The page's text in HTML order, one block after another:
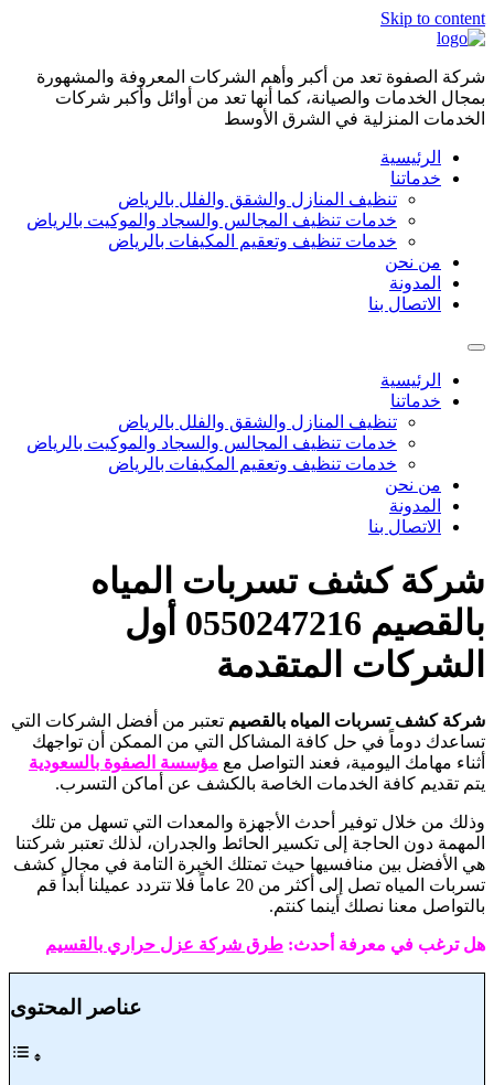
Skip to content
شركة الصفوة تعد من أكبر وأهم الشركات المعروفة والمشهورة
بمجال الخدمات والصيانة، كما أنها تعد من أوائل وأكبر شركات
الخدمات المنزلية في الشرق الأوسط
الرئيسية
خدماتنا
تنظيف المنازل والشقق والفلل بالرياض
خدمات تنظيف المجالس والسجاد والموكيت بالرياض
خدمات تنظيف وتعقيم المكيفات بالرياض
من نحن
المدونة
الاتصال بنا
الرئيسية
خدماتنا
تنظيف المنازل والشقق والفلل بالرياض
خدمات تنظيف المجالس والسجاد والموكيت بالرياض
خدمات تنظيف وتعقيم المكيفات بالرياض
من نحن
المدونة
الاتصال بنا
شركة كشف تسربات المياه
بالقصيم 0550247216 أول
الشركات المتقدمة
شركة كشف تسربات المياه بالقصيم تعتبر من أفضل الشركات التي
تساعدك دوماً في حل كافة المشاكل التي من الممكن أن تواجهك
أثناء مهامك اليومية، فعند التواصل مع مؤسسة الصفوة بالسعودية
يتم تقديم كافة الخدمات الخاصة بالكشف عن أماكن التسرب.
وذلك من خلال توفير أحدث الأجهزة والمعدات التي تسهل من تلك
المهمة دون الحاجة إلى تكسير الحائط والجدران، لذلك تعتبر شركتنا
هي الأفضل بين منافسيها حيث تمتلك الخبرة التامة في مجال كشف
تسربات المياه تصل إلى أكثر من 20 عاماً فلا تتردد عميلنا أبداً قم
بالتواصل معنا نصلك أينما كنتم.
هل ترغب في معرفة أحدث: طرق شركة عزل حراري بالقسيم
عناصر المحتوى